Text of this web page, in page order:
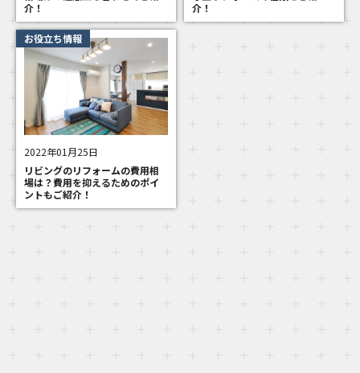
介！
介！
お役立ち情報
2022年01月25日
リビングのリフォームの費用相
場は？費用を抑えるためのポイ
ントもご紹介！